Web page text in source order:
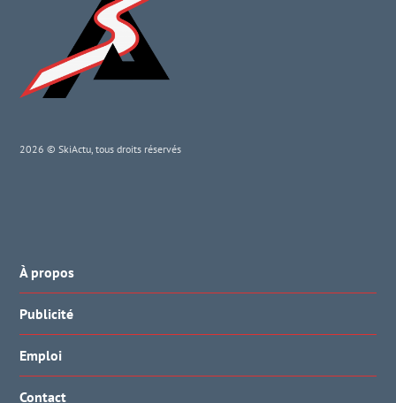
2026 © SkiActu, tous droits réservés
À propos
Publicité
Emploi
Contact